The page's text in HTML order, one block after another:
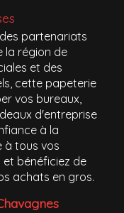
partenariats
la région de
et des
cette papeterie
vos bureaux,
d'entreprise
à la
à tous vos
et bénéficiez de
achats en gros.